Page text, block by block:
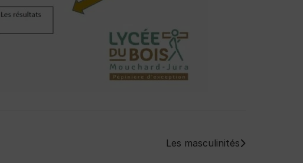
Les masculinités